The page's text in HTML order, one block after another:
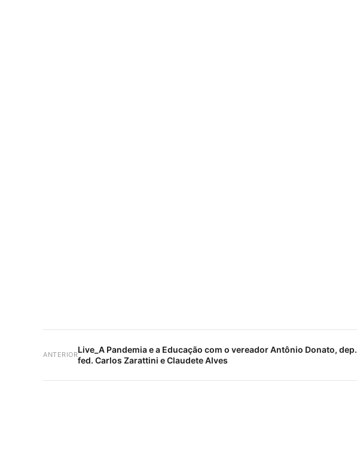
ANTERIORLive_A Pandemia e a Educação com o vereador Antônio Donato, dep.
fed. Carlos Zarattini e Claudete Alves